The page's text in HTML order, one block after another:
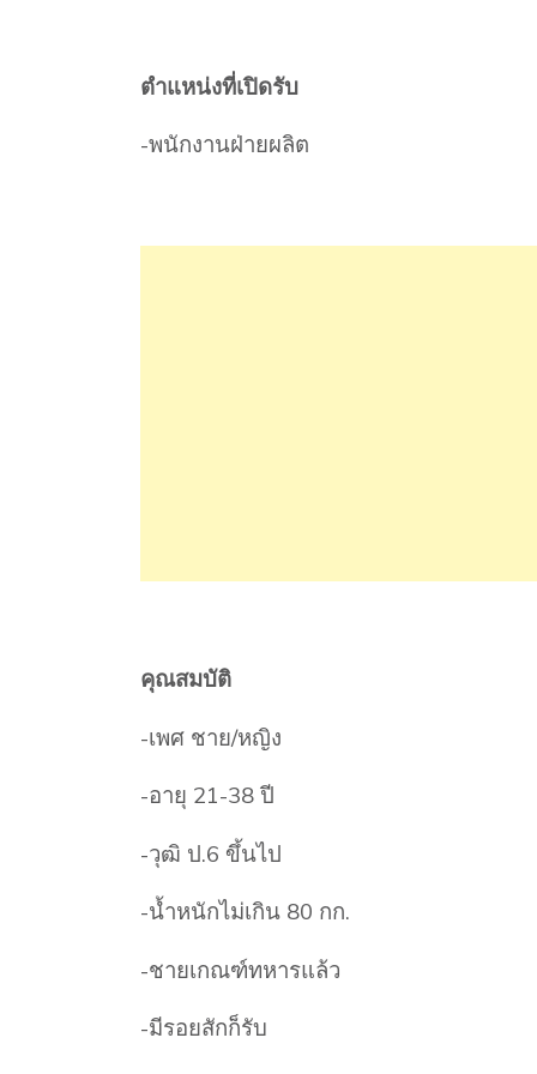
ตำแหน่งที่เปิดรับ
-พนักงานฝ่ายผลิต
คุณสมบัติ
-เพศ ชาย/หญิง
-อายุ 21-38 ปี
-วุฒิ ป.6 ขึ้นไป
-น้ำหนักไม่เกิน 80 กก.
-ชายเกณฑ์ทหารแล้ว
-มีรอยสักก็รับ